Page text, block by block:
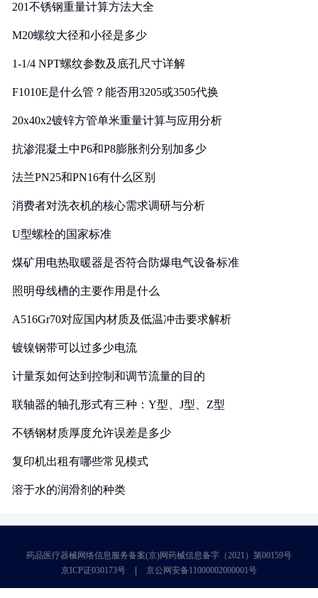
201不锈钢重量计算方法大全
M20螺纹大径和小径是多少
1-1/4 NPT螺纹参数及底孔尺寸详解
F1010E是什么管？能否用3205或3505代换
20x40x2镀锌方管单米重量计算与应用分析
抗渗混凝土中P6和P8膨胀剂分别加多少
法兰PN25和PN16有什么区别
消费者对洗衣机的核心需求调研与分析
U型螺栓的国家标准
煤矿用电热取暖器是否符合防爆电气设备标准
照明母线槽的主要作用是什么
A516Gr70对应国内材质及低温冲击要求解析
镀镍钢带可以过多少电流
计量泵如何达到控制和调节流量的目的
联轴器的轴孔形式有三种：Y型、J型、Z型
不锈钢材质厚度允许误差是多少
复印机出租有哪些常见模式
溶于水的润滑剂的种类
药品医疗器械网络信息服务备案(京)网药械信息备字（2021）第00159号
京ICP证030173号
京公网安备11000002000001号